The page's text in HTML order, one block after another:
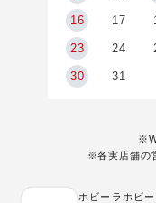
16 17
23 24
30 31
※各実店舗の
ホビーラホビー